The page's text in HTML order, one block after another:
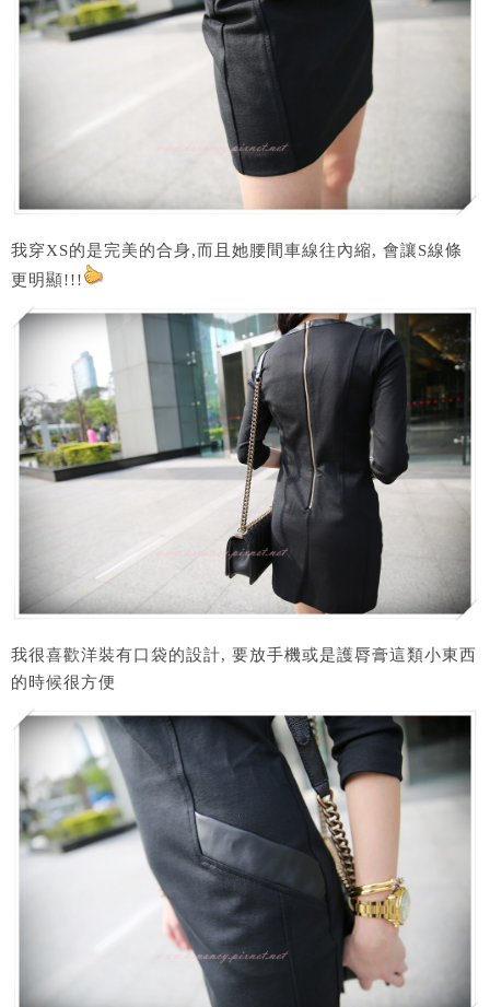
我穿XS的是完美的合身,而且她腰間車線往內縮, 會讓S線條
更明顯!!!
我很喜歡洋裝有口袋的設計, 要放手機或是護脣膏這類小東西
的時候很方便